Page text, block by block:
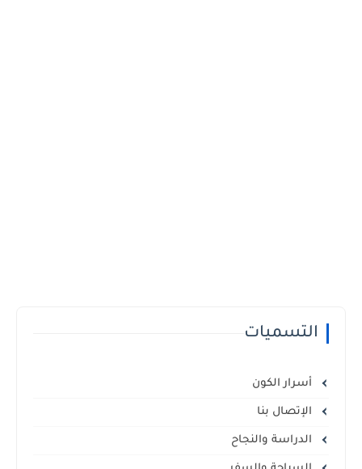
التسميات
أسرار الكون
الإتصال بنا
الدراسة والنجاح